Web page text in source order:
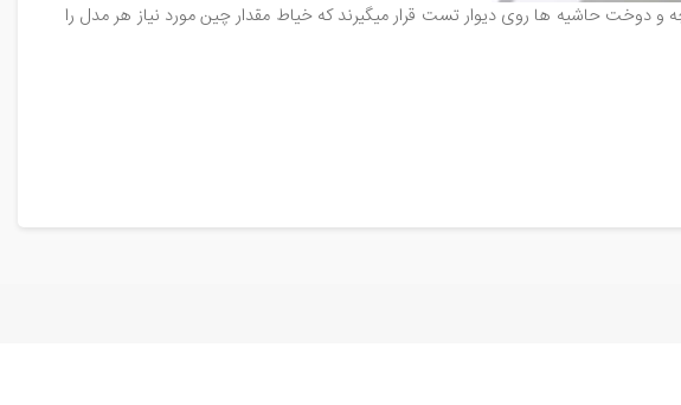
دوخت حاشیه ها روی دیوار تست قرار میگیرند که خیاط مقدار چین مورد نیاز هر مدل را